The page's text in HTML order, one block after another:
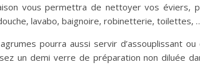
vous permettra de nettoyer vos éviers,
lavabo, baignoire, robinetterie, toilettes,
pourra aussi servir d’assouplissant
un demi verre de préparation non diluée